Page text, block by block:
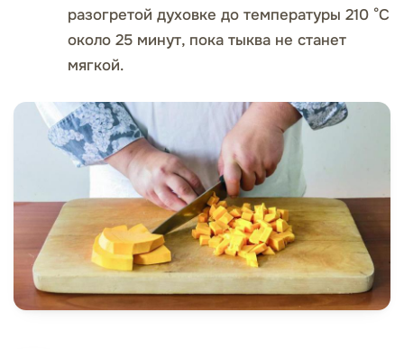
разогретой духовке до температуры 210 °C
около 25 минут, пока тыква не станет
мягкой.